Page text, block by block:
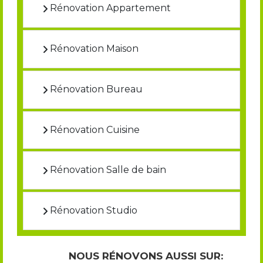
Rénovation Appartement
Rénovation Maison
Rénovation Bureau
Rénovation Cuisine
Rénovation Salle de bain
Rénovation Studio
NOUS RÉNOVONS AUSSI SUR: